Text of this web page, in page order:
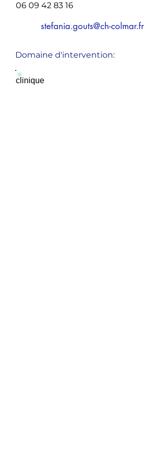
06 09 42 83 16
stefania.gouts@ch-colmar.fr
Domaine d'intervention:
clinique